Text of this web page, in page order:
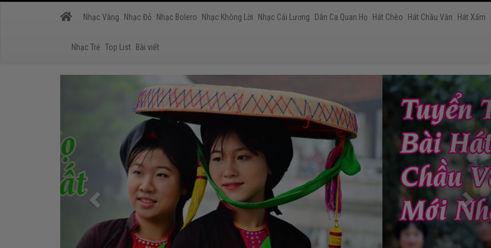
Nhạc Vàng Nhạc Đỏ Nhạc Bolero Nhạc Không Lời Nhạc Cải Lương Dân Ca Quan Họ Hát Chèo Hát Chầu Văn Hát Xẩm
Nhạc Trẻ Top List Bài viết